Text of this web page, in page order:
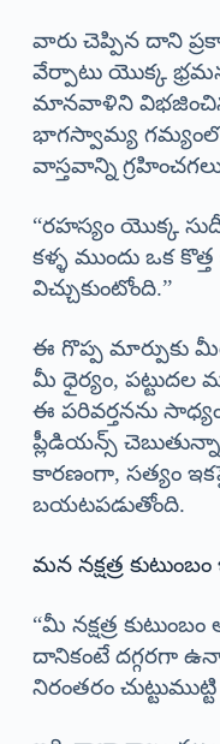
వారు చెప్పిన దాని
వేర్పాటు యొక్క
మానవాళిని
భాగస్వామ్య
వాస్తవాన్ని
“రహస్యం యొక్క
కళ్ళ ముందు ఒక
విచ్చుకుంటోంది.”
ఈ గొప్ప మార్పుకు
మీ ధైర్యం,
ఈ పరివర్తనను
ప్లీడియన్స్
కారణంగా, సత్యం
బయటపడుతోంది.
మన నక్షత్ర
“మీ నక్షత్ర
దానికంటే దగ్గరగా
నిరంతరం